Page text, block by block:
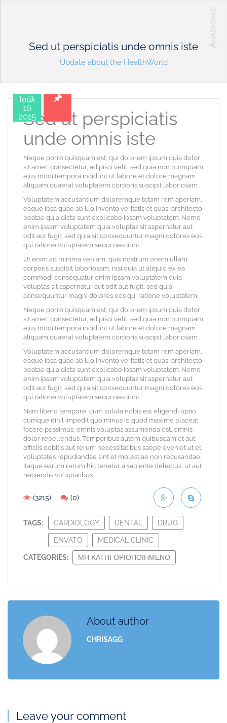
Sed ut perspiciatis unde omnis iste
Update about the HealthWorld
Ιούλ
16
2015
Sed ut perspiciatis
unde omnis iste
Neque porro quisquam est, qui dolorem ipsum quia dolor
sit amet, consectetur, adipisci velit, sed quia non numquam
eius modi tempora incidunt ut labore et dolore magnam
aliquam quaerat voluptatem corporis suscipit laboriosam.
Voluptatem accusantium doloremque totam rem aperiam,
eaque ipsa quae ab illo invento veritatis et quasi architecto
beatae quia dicta sunt explicabo ipsam voluptatem. Nemo
enim ipsam voluptatem quia voluptas sit aspernatur aut
odit aut fugit, sed quia sit consequuntur magni dolores eos
qui ratione voluptatem sequi nesciunt.
Ut enim ad minima veniam, quis nostrum onem ullam
corporis suscipit laboriosam, nisi quia ut aliquid ex ea
commodi consequatur enim ipsam voluptatem quia
voluptas sit aspernatur aut odit aut fugit, sed quia
consequuntur magni dolores eos qui ratione voluptatem.
Neque porro quisquam est, qui dolorem ipsum quia dolor
sit amet, consectetur, adipisci velit, sed quia non numquam
eius modi tempora incidunt ut labore et dolore magnam
aliquam quaerat voluptatem corporis suscipit laboriosam.
Voluptatem accusantium doloremque totam rem aperiam,
eaque ipsa quae ab illo invento veritatis et quasi architecto
beatae quia dicta sunt explicabo ipsam voluptatem. Nemo
enim ipsam voluptatem quia voluptas sit aspernatur aut
odit aut fugit, sed quia sit consequuntur magni dolores eos
qui ratione voluptatem sequi nesciunt.
Nam libero tempore, cum soluta nobis est eligendi optio
cumque nihil impedit quo minus id quod maxime placeat
facere possimus, omnis voluptas assumenda est, omnis
dolor repellendus. Temporibus autem quibusdam et aut
officiis debitis aut rerum necessitatibus saepe eveniet ut et
voluptates repudiandae sint et molestiae non recusandae.
Itaque earum rerum hic tenetur a sapiente delectus, ut aut
reiciendis voluptatibus
(3215) (0)
TAGS: CARDIOLOGY DENTAL DRUG
ENVATO MEDICAL CLINIC
CATEGORIES: ΜΗ ΚΑΤΗΓΟΡΙΟΠΟΙΗΜΈΝΟ
About author
CHRISAGG
Leave your comment